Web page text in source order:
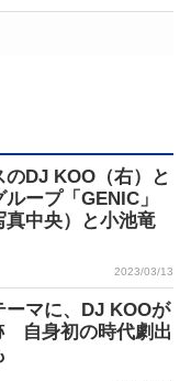
のDJ KOO（右）と
ープ「GENIC」
中央）と小池竜
2023/03/13
ーマに、DJ KOOが
自身初の時代劇出